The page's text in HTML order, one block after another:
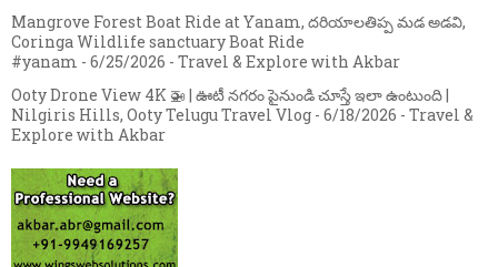
Mangrove Forest Boat Ride at Yanam, దరియాలతిప్ప మడ అడవి,
Coringa Wildlife sanctuary Boat Ride
#yanam - 6/25/2026 - Travel & Explore with Akbar
Ooty Drone View 4K 🚁 | ఊటీ నగరం పైనుండి చూస్తే ఇలా ఉంటుంది |
Nilgiris Hills, Ooty Telugu Travel Vlog - 6/18/2026 - Travel &
Explore with Akbar